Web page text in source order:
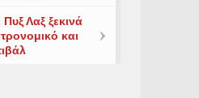
Λαξ ξεκινά
και